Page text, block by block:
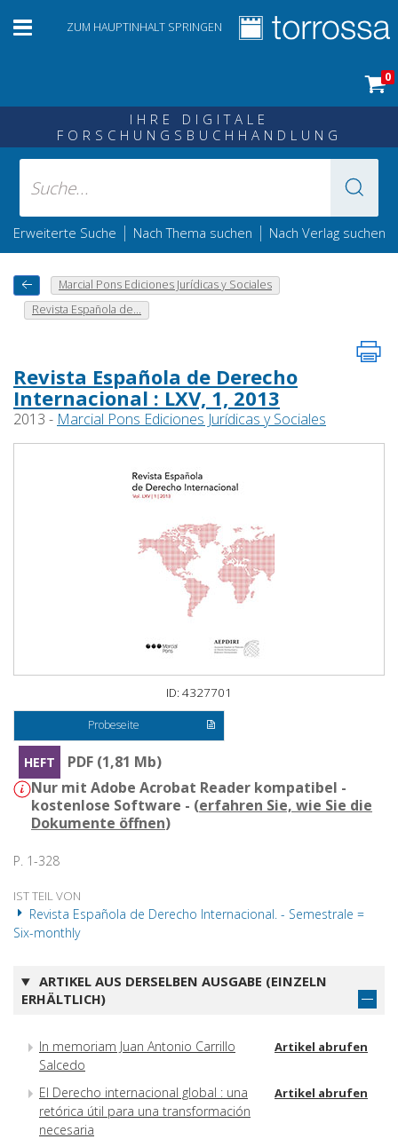
ZUM HAUPTINHALT SPRINGEN
0
IHRE DIGITALE
FORSCHUNGSBUCHHANDLUNG
Erweiterte Suche | Nach Thema suchen | Nach Verlag suchen
Marcial Pons Ediciones Jurídicas y Sociales
Revista Española de...
Revista Española de Derecho
Internacional : LXV, 1, 2013
2013 - Marcial Pons Ediciones Jurídicas y Sociales
ID: 4327701
Probeseite
HEFT
PDF (1,81 Mb)
Nur mit Adobe Acrobat Reader kompatibel -
kostenlose Software - (erfahren Sie, wie Sie die
Dokumente öffnen)
P. 1-328
IST TEIL VON
Revista Española de Derecho Internacional. - Semestrale =
Six-monthly
ARTIKEL AUS DERSELBEN AUSGABE (EINZELN
ERHÄLTLICH)
In memoriam Juan Antonio Carrillo
Salcedo
Artikel abrufen
El Derecho internacional global : una
retórica útil para una transformación
necesaria
Artikel abrufen